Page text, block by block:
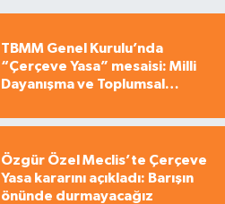
TBMM Genel Kurulu’nda
“Çerçeve Yasa” mesaisi: Milli
Dayanışma ve Toplumsal
Özgür Özel Meclis’te Çerçeve
Yasa kararını açıkladı: Barışın
önünde durmayacağız